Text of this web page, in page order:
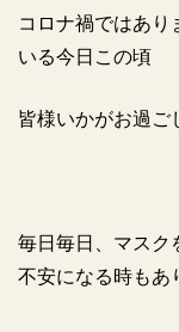
コロナ禍ではあり
いる今日この頃
皆様いかがお過ご
毎日毎日、マスク
不安になる時も